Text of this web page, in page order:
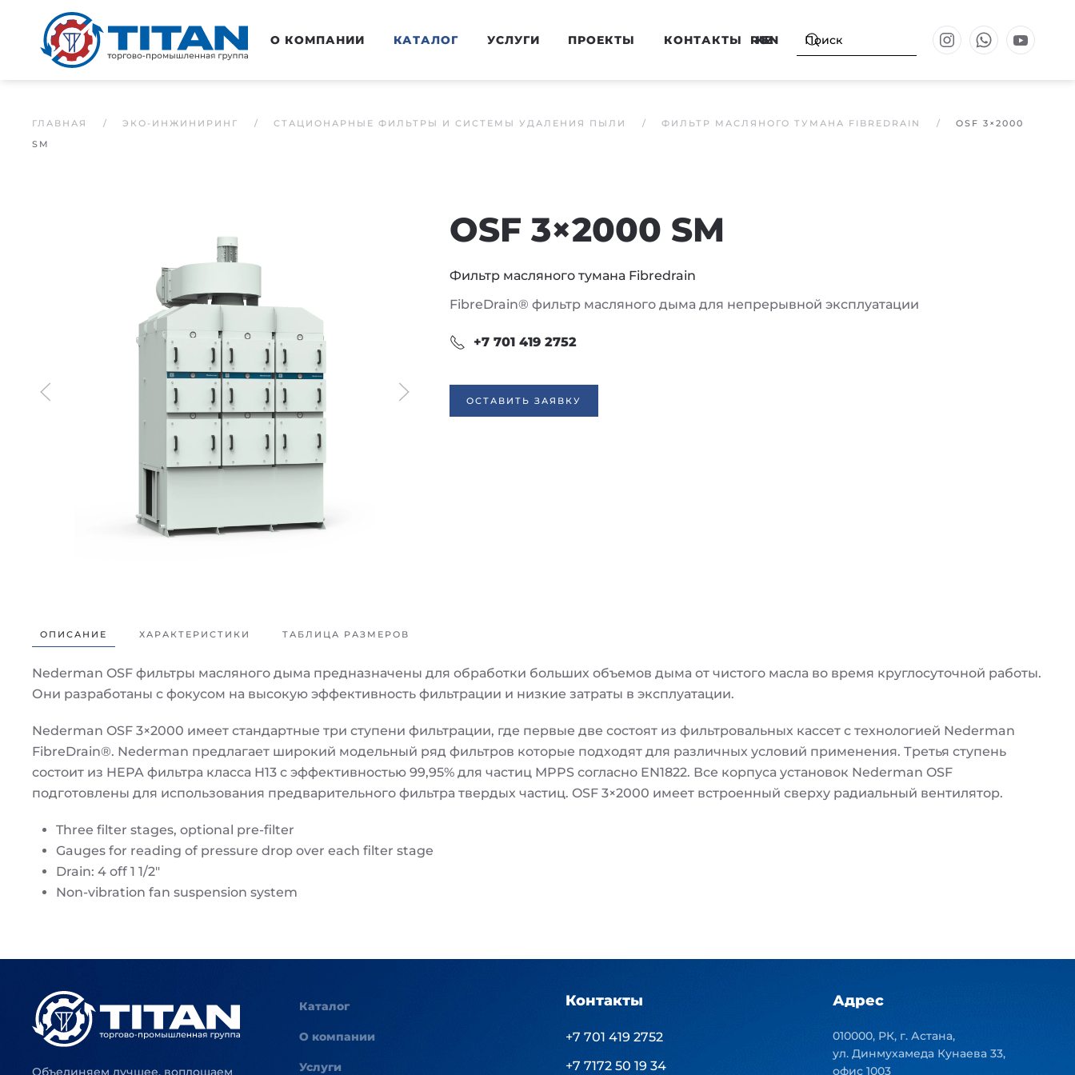
Перейти к основному содержанию О КОМПАНИИ КАТАЛОГ УСЛУГИ ПРОЕКТЫ КОНТАКТЫ RU
KZ
EN
ГЛАВНАЯ ЭКО-ИНЖИНИРИНГ СТАЦИОНАРНЫЕ ФИЛЬТРЫ И СИСТЕМЫ УДАЛЕНИЯ ПЫЛИ ФИЛЬТР МАСЛЯНОГО ТУМАНА FIBREDRAIN
OSF 3×2000
SM
OSF 3×2000 SM
Фильтр масляного тумана Fibredrain
FibreDrain® фильтр масляного дыма для непрерывной эксплуатации
+7 701 419 2752
ОСТАВИТЬ ЗАЯВКУ
ОПИСАНИЕ ХАРАКТЕРИСТИКИ ТАБЛИЦА РАЗМЕРОВ
Nederman OSF фильтры масляного дыма предназначены для обработки больших объемов дыма от чистого масла во время круглосуточной работы.
Они разработаны с фокусом на высокую эффективность фильтрации и низкие затраты в эксплуатации.
Nederman OSF 3×2000 имеет стандартные три ступени фильтрации, где первые две состоят из фильтровальных кассет с технологией Nederman
FibreDrain®. Nederman предлагает широкий модельный ряд фильтров которые подходят для различных условий применения. Третья ступень
состоит из HEPA фильтра класса H13 с эффективностью 99,95% для частиц MPPS согласно EN1822. Все корпуса установок Nederman OSF
подготовлены для использования предварительного фильтра твердых частиц. OSF 3×2000 имеет встроенный сверху радиальный вентилятор.
Three filter stages, optional pre-filter
Gauges for reading of pressure drop over each filter stage
Drain: 4 off 1 1/2″
Non-vibration fan suspension system
Объединяем лучшее, воплощаем
Каталог
О компании
Услуги
Контакты
+7 701 419 2752
+7 7172 50 19 34
Адрес
010000, РК, г. Астана,
ул. Динмухамеда Кунаева 33,
офис 1003